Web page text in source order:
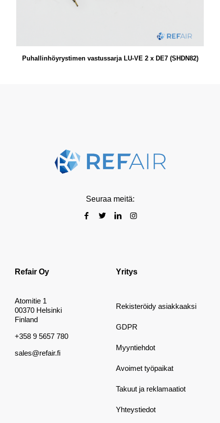
Puhallinhöyrystimen vastussarja LU-VE 2 x DE7 (SHDN82)
Seuraa meitä:
Refair Oy
Atomitie 1
00370 Helsinki
Finland
+358 9 5657 780
sales@refair.fi
Yritys
Rekisteröidy asiakkaaksi
GDPR
Myyntiehdot
Avoimet työpaikat
Takuut ja reklamaatiot
Yhteystiedot